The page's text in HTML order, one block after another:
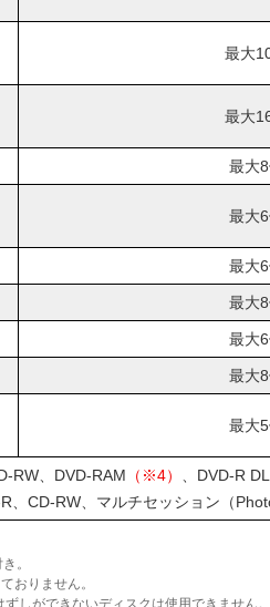
最大
最大
最大
最大
最大
最大
最大
最大
最大
RW、DVD-RAM （※4） 、DVD-R DL
、CD-RW、マルチセッション（
。
おりません。
しができないディスクは使用できません。